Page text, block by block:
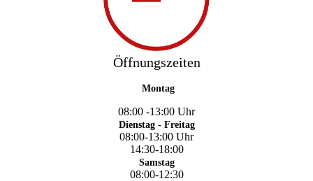
Öffnungszeiten
Montag
08:00 -13:00 Uhr
Dienstag - Freitag
08:00-13:00 Uhr
14:30-18:00
Samstag
08:00-12:30